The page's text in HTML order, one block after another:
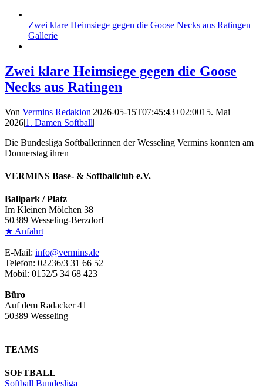
Zwei klare Heimsiege gegen die Goose Necks aus Ratingen
Gallerie
Zwei klare Heimsiege gegen die Goose
Necks aus Ratingen
Von Vermins Redakion|2026-05-15T07:45:43+02:0015. Mai
2026|1. Damen Softball|
Die Bundesliga Softballerinnen der Wesseling Vermins konnten am
Donnerstag ihren
VERMINS Base- & Softballclub e.V.
Ballpark / Platz
Im Kleinen Mölchen 38
50389 Wesseling-Berzdorf
★ Anfahrt
E-Mail: info@vermins.de
Telefon: 02236/3 31 66 52
Mobil: 0152/5 34 68 423
Büro
Auf dem Radacker 41
50389 Wesseling
TEAMS
SOFTBALL
Softball Bundesliga